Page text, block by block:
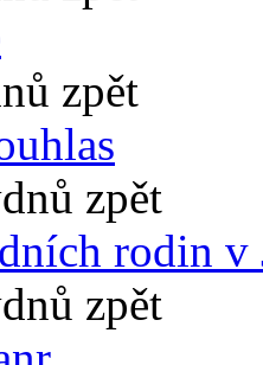
zpět
zpět
rodin v
zpět